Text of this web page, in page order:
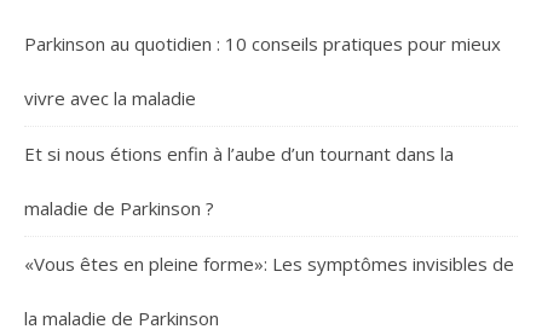
Parkinson au quotidien : 10 conseils pratiques pour mieux
vivre avec la maladie
Et si nous étions enfin à l’aube d’un tournant dans la
maladie de Parkinson ?
«Vous êtes en pleine forme»: Les symptômes invisibles de
la maladie de Parkinson